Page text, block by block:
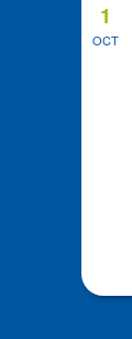
OCT
1